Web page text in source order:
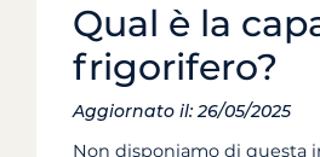
Qual è la
frigorifero?
Aggiornato il: 26/05/2025
Non disponiamo di questa